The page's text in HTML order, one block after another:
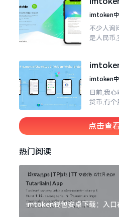
就迷糊了
币？其
imtoken
不少人询
是人民币,
一个“钱
载，新
imtoken
日前,我
货币,有个
之后,我
点击查
热门阅读
imtoken钱包安卓下载：入口